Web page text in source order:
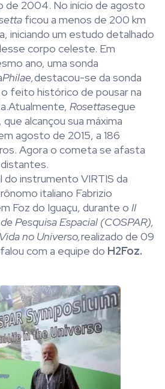
de 2004. No início de agosto
ficou a menos de 200 km
iniciando um estudo detalhado
corpo celeste. Em
ano, uma sonda
Philae,destacou-se da sonda
feito histórico de pousar na
Rosettasegue
alcançou sua máxima
agosto de 2015, a 186
Agora o cometa se afasta
do instrumento VIRTIS da
italiano Fabrizio
Foz do Iguaçu, durante o II
Pesquisa Espacial (COSPAR),
no Universo,realizado de 09
com a equipe do H2Foz.